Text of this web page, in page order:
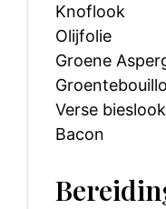
Knoflook
Olijfolie
Groene
Verse bieslook
Bacon